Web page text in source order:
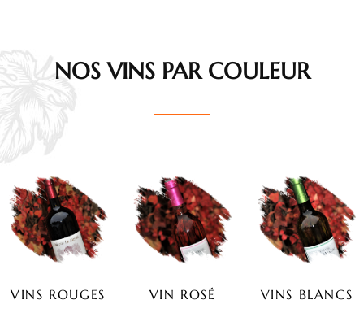
NOS VINS PAR COULEUR
VINS ROUGES VIN ROSÉ VINS BLANCS